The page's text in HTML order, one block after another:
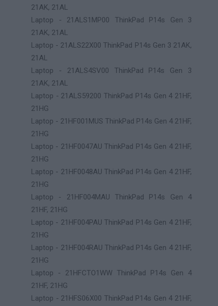
21AK, 21AL
Laptop - 21ALS1MP00 ThinkPad P14s Gen 3
21AK, 21AL
Laptop - 21ALS22X00 ThinkPad P14s Gen 3 21AK,
21AL
Laptop - 21ALS4SV00 ThinkPad P14s Gen 3
21AK, 21AL
Laptop - 21ALS59200 ThinkPad P14s Gen 4 21HF,
21HG
Laptop - 21HF001MUS ThinkPad P14s Gen 4 21HF,
21HG
Laptop - 21HF0047AU ThinkPad P14s Gen 4 21HF,
21HG
Laptop - 21HF0048AU ThinkPad P14s Gen 4 21HF,
21HG
Laptop - 21HF004MAU ThinkPad P14s Gen 4
21HF, 21HG
Laptop - 21HF004PAU ThinkPad P14s Gen 4 21HF,
21HG
Laptop - 21HF004RAU ThinkPad P14s Gen 4 21HF,
21HG
Laptop - 21HFCTO1WW ThinkPad P14s Gen 4
21HF, 21HG
Laptop - 21HFS06X00 ThinkPad P14s Gen 4 21HF,